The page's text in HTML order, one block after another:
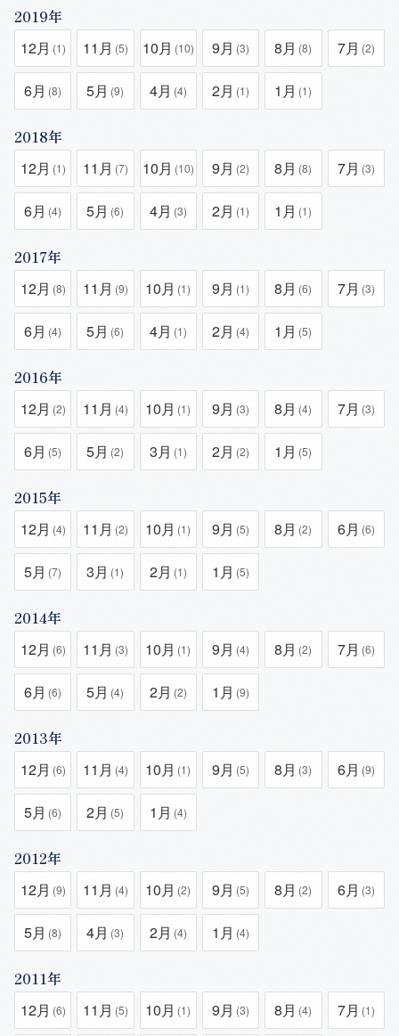
2019年
12月 (1) 11月 (5) 10月 (10) 9月 (3) 8月 (8) 7月 (2)
6月 (8) 5月 (9) 4月 (4) 2月 (1) 1月 (1)
2018年
12月 (1) 11月 (7) 10月 (10) 9月 (2) 8月 (8) 7月 (3)
6月 (4) 5月 (6) 4月 (3) 2月 (1) 1月 (1)
2017年
12月 (8) 11月 (9) 10月 (1) 9月 (1) 8月 (6) 7月 (3)
6月 (4) 5月 (6) 4月 (1) 2月 (4) 1月 (5)
2016年
12月 (2) 11月 (4) 10月 (1) 9月 (3) 8月 (4) 7月 (3)
6月 (5) 5月 (2) 3月 (1) 2月 (2) 1月 (5)
2015年
12月 (4) 11月 (2) 10月 (1) 9月 (5) 8月 (2) 6月 (6)
5月 (7) 3月 (1) 2月 (1) 1月 (5)
2014年
12月 (6) 11月 (3) 10月 (1) 9月 (4) 8月 (2) 7月 (6)
6月 (6) 5月 (4) 2月 (2) 1月 (9)
2013年
12月 (6) 11月 (4) 10月 (1) 9月 (5) 8月 (3) 6月 (9)
5月 (6) 2月 (5) 1月 (4)
2012年
12月 (9) 11月 (4) 10月 (2) 9月 (5) 8月 (2) 6月 (3)
5月 (8) 4月 (3) 2月 (4) 1月 (4)
2011年
12月 (6) 11月 (5) 10月 (1) 9月 (3) 8月 (4) 7月 (1)